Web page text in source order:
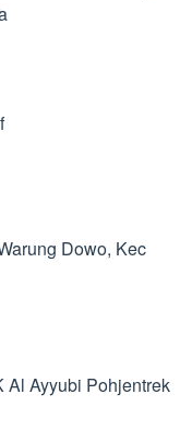
Dowo, Kec
Al Ayyubi Pohjentrek